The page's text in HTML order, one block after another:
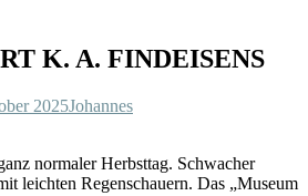
K. A. FINDEISENS
2025Johannes
normaler Herbsttag. Schwacher
leichten Regenschauern. Das „Museum